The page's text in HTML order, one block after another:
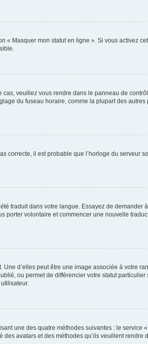
« Masquer mon statut en ligne ». Si vous activez
veuillez vous rendre dans le panneau de
du fuseau horaire, comme la plupart des autres
correcte, il est probable que l’horloge du serveur
traduit dans votre langue. Essayez de demander
volontaire et commencer une nouvelle
d’elles peut être une image associée à votre
ou permet de différencier votre statut particulier
une des quatre méthodes suivantes : le service
avatars et des méthodes qu’ils veuillent